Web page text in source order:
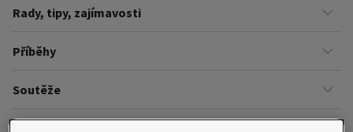
Rady, tipy, zajímavosti
Finance
Příběhy
Našich zákazníků
Soutěže
Aktuální a ukončené soutěže
Ombudsman